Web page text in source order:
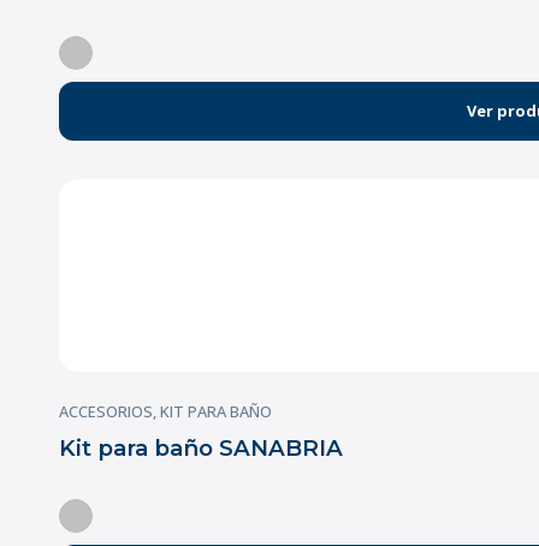
Ver
ACCESORIOS KIT PARA BAÑO
Kit para baño SANABRIA